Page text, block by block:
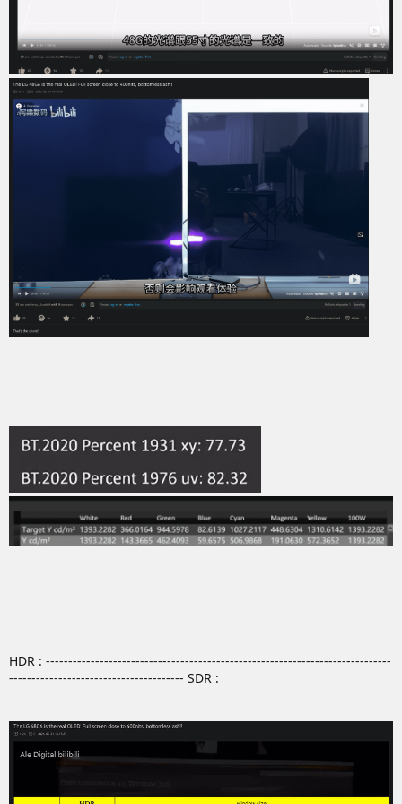
HDR : -----------------------------------------------------------------------------
--------------------------------------- SDR :